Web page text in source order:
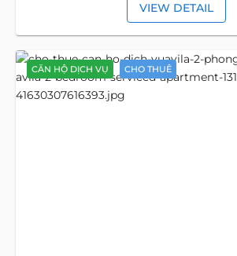
VIEW DETAIL
CĂN HỘ DỊCH VỤ CHO THUÊ